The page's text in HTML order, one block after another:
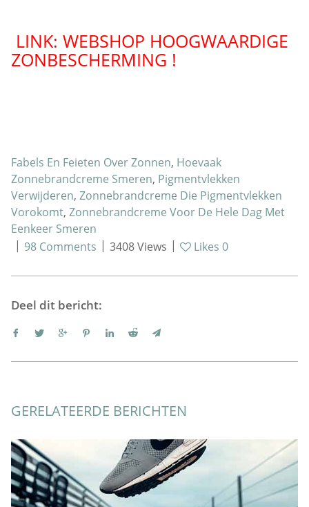
LINK: WEBSHOP HOOGWAARDIGE
ZONBESCHERMING !
Fabels En Feieten Over Zonnen, Hoevaak
Zonnebrandcreme Smeren, Pigmentvlekken
Verwijderen, Zonnebrandcreme Die Pigmentvlekken
Vorokomt, Zonnebrandcreme Voor De Hele Dag Met
Eenkeer Smeren
| 98 Comments | 3408Views | Likes 0
Deel dit bericht:
GERELATEERDE BERICHTEN